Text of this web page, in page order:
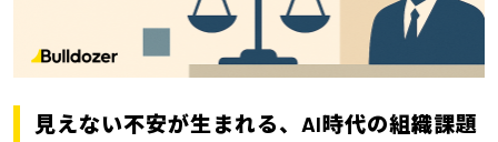
見えない不安が生まれる、AI時代の組織課題